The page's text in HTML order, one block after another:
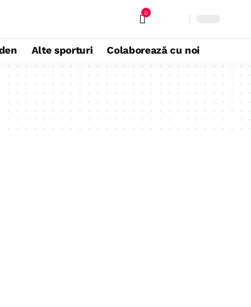
0
Alte sporturi Colaborează cu noi